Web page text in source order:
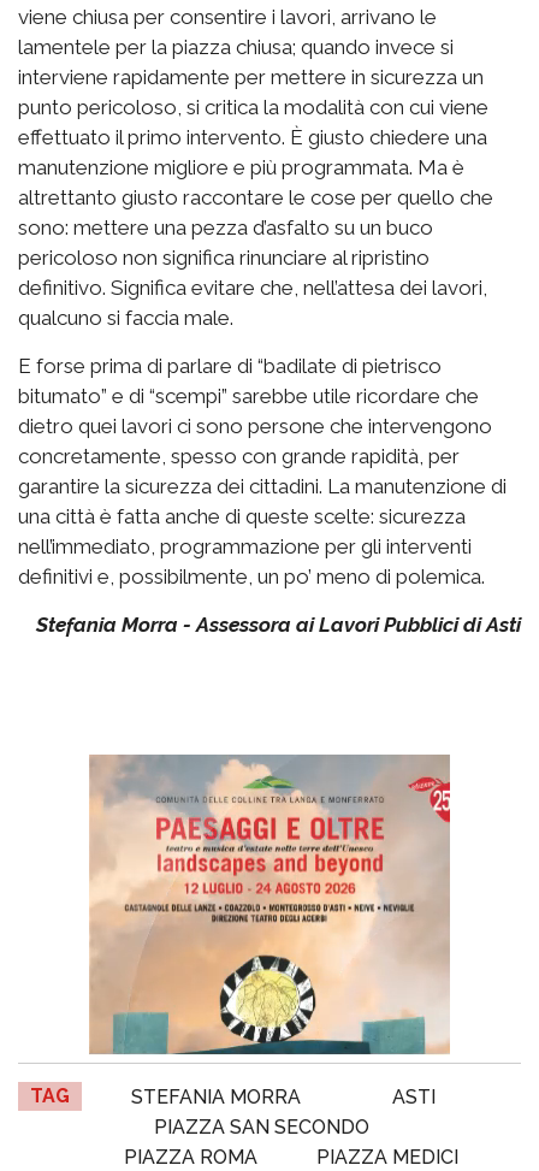
viene chiusa per consentire i lavori, arrivano le
lamentele per la piazza chiusa; quando invece si
interviene rapidamente per mettere in sicurezza un
punto pericoloso, si critica la modalità con cui viene
effettuato il primo intervento. È giusto chiedere una
manutenzione migliore e più programmata. Ma è
altrettanto giusto raccontare le cose per quello che
sono: mettere una pezza d’asfalto su un buco
pericoloso non significa rinunciare al ripristino
definitivo. Significa evitare che, nell’attesa dei lavori,
qualcuno si faccia male.
E forse prima di parlare di “badilate di pietrisco
bitumato” e di “scempi” sarebbe utile ricordare che
dietro quei lavori ci sono persone che intervengono
concretamente, spesso con grande rapidità, per
garantire la sicurezza dei cittadini. La manutenzione di
una città è fatta anche di queste scelte: sicurezza
nell’immediato, programmazione per gli interventi
definitivi e, possibilmente, un po’ meno di polemica.
Stefania Morra - Assessora ai Lavori Pubblici di Asti
TAG STEFANIA MORRA
ASTI
PIAZZA SAN SECONDO
PIAZZA ROMA
PIAZZA MEDICI